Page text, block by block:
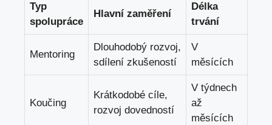
Typ
spolupráce
Hlavní zaměření
Délka
trvání
Mentoring
Dlouhodobý rozvoj,
sdílení zkušeností
V
měsících
Koučing
Krátkodobé cíle,
rozvoj dovedností
V týdnech
až
měsících